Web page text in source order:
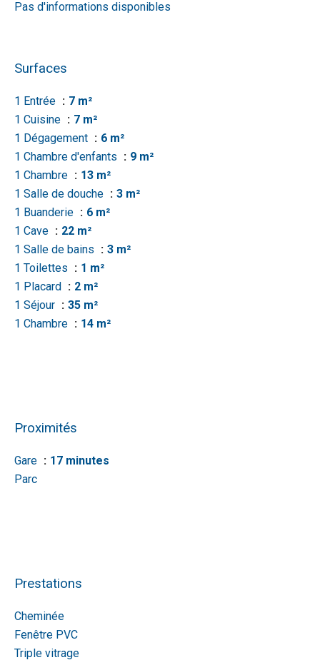
Pas d'informations disponibles
Surfaces
1 Entrée
7 m²
1 Cuisine
7 m²
1 Dégagement
6 m²
1 Chambre d'enfants
9 m²
1 Chambre
13 m²
1 Salle de douche
3 m²
1 Buanderie
6 m²
1 Cave
22 m²
1 Salle de bains
3 m²
1 Toilettes
1 m²
1 Placard
2 m²
1 Séjour
35 m²
1 Chambre
14 m²
Proximités
Gare
17 minutes
Parc
Prestations
Cheminée
Fenêtre PVC
Triple vitrage